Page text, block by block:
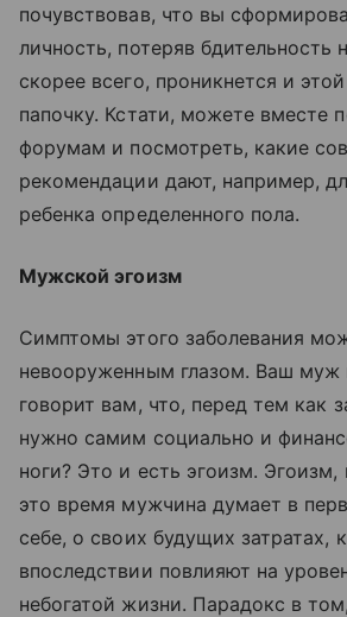
почувствовав, что вы
личность, потеряв бдительность
скорее всего, проникнется и
папочку. Кстати, можете вместе
форумам и посмотреть, какие
рекомендации дают, например,
ребенка определенного пола.
Мужской эгоизм
Симптомы этого заболевания
невооруженным глазом. Ваш муж
говорит вам, что, перед тем как
нужно самим социально и
ноги? Это и есть эгоизм. Эгоизм,
это время мужчина думает в
себе, о своих будущих затратах,
впоследствии повлияют на
небогатой жизни. Парадокс в